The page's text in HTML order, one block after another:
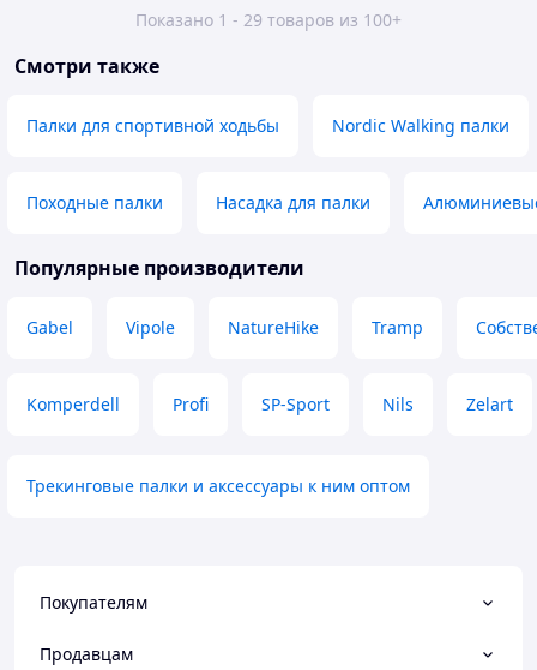
Показано 1 - 29 товаров из 100+
Смотри также
Палки для спортивной ходьбы Nordic Walking палки
Походные палки Насадка для палки
Популярные производители
Gabel Vipole NatureHike Tramp
Komperdell Profi SP-Sport Nils Zelart
Трекинговые палки и аксессуары к ним оптом
Покупателям
Продавцам